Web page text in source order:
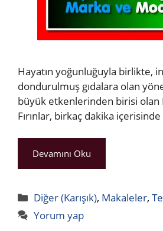
Hayatın yoğunluğuyla birlikte,
dondurulmuş gıdalara olan
büyük etkenlerinden birisi olan
Fırınlar, birkaç dakika
Devamını Oku
Kategoriler
Diğer (Karışık), Makaleler,
Yorum yap